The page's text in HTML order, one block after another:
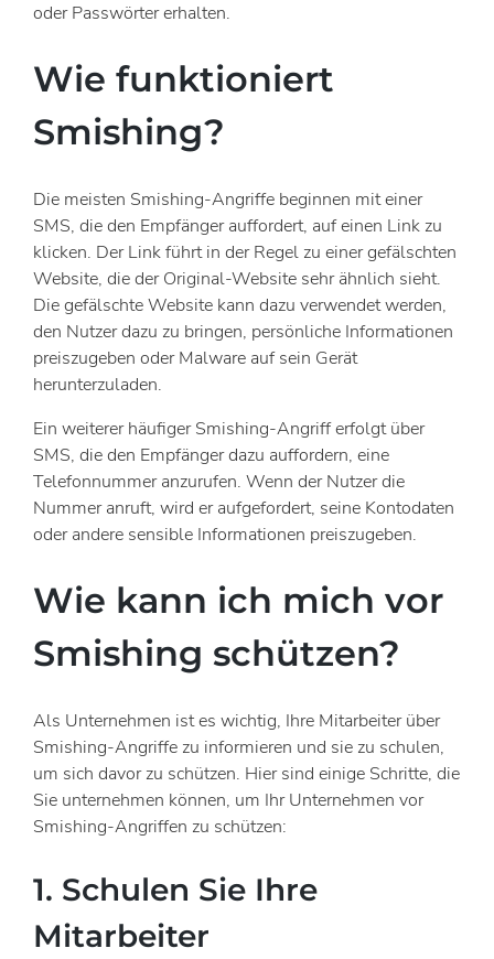
oder Passwörter erhalten.
Wie funktioniert
Smishing?
Die meisten Smishing-Angriffe beginnen mit einer
SMS, die den Empfänger auffordert, auf einen Link zu
klicken. Der Link führt in der Regel zu einer gefälschten
Website, die der Original-Website sehr ähnlich sieht.
Die gefälschte Website kann dazu verwendet werden,
den Nutzer dazu zu bringen, persönliche Informationen
preiszugeben oder Malware auf sein Gerät
herunterzuladen.
Ein weiterer häufiger Smishing-Angriff erfolgt über
SMS, die den Empfänger dazu auffordern, eine
Telefonnummer anzurufen. Wenn der Nutzer die
Nummer anruft, wird er aufgefordert, seine Kontodaten
oder andere sensible Informationen preiszugeben.
Wie kann ich mich vor
Smishing schützen?
Als Unternehmen ist es wichtig, Ihre Mitarbeiter über
Smishing-Angriffe zu informieren und sie zu schulen,
um sich davor zu schützen. Hier sind einige Schritte, die
Sie unternehmen können, um Ihr Unternehmen vor
Smishing-Angriffen zu schützen:
1. Schulen Sie Ihre
Mitarbeiter